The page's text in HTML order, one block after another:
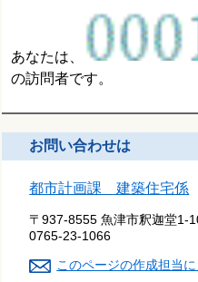
あなたは、
の訪問者です。
お問い合わせは
都市計画課 建築住宅係
〒937-8555 魚津市釈迦堂1-
0765-23-1066
このページの作成担当